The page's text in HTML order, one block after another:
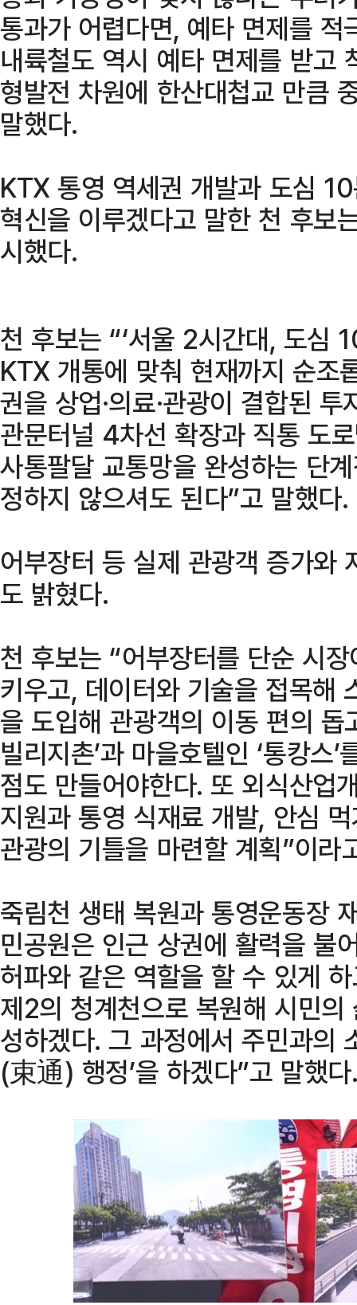
통과가 어렵다면, 예타 면제를
내륙철도 역시 예타 면제를 받고
형발전 차원에 한산대첩교 만큼
말했다.
KTX 통영 역세권 개발과 도심
혁신을 이루겠다고 말한 천 후보
시했다.
천 후보는 “‘서울 2시간대, 도심
KTX 개통에 맞춰 현재까지 순조
권을 상업·의료·관광이 결합된
관문터널 4차선 확장과 직통 도
사통팔달 교통망을 완성하는 단
정하지 않으셔도 된다”고 말했다.
어부장터 등 실제 관광객 증가와
도 밝혔다.
천 후보는 “어부장터를 단순 시
키우고, 데이터와 기술을 접목해
을 도입해 관광객의 이동 편의 돕
빌리지촌’과 마을호텔인 ‘통캉스
점도 만들어야한다. 또 외식산업
지원과 통영 식재료 개발, 안심
관광의 기틀을 마련할 계획”이라
죽림천 생태 복원과 통영운동장
민공원은 인근 상권에 활력을 불
허파와 같은 역할을 할 수 있게
제2의 청계천으로 복원해 시민
성하겠다. 그 과정에서 주민과의
(束通) 행정’을 하겠다”고 말했